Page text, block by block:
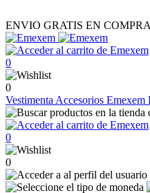
ENVIO GRATIS EN
0
0
Vestimenta Accesorios Emexem
0
0